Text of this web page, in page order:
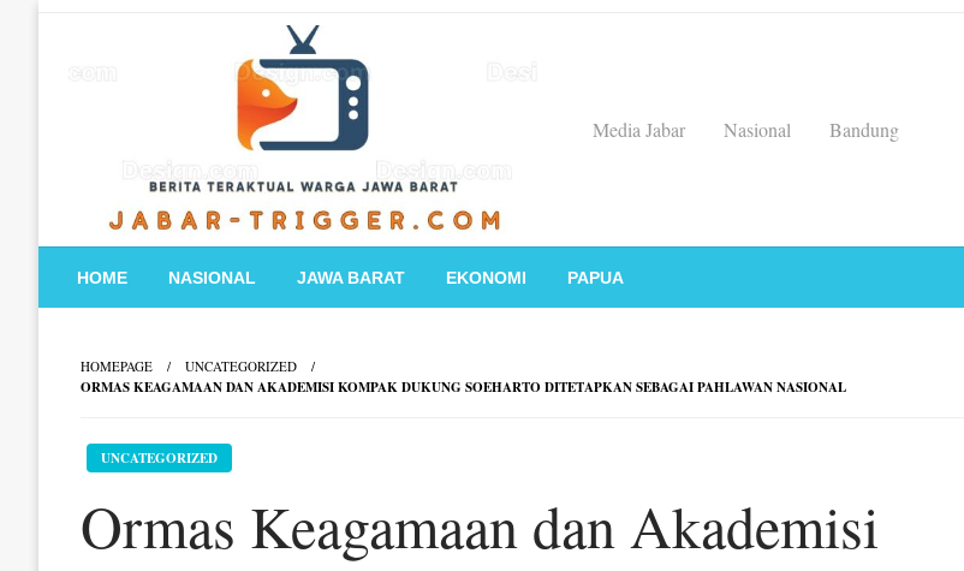
Media Jabar
Nasional Bandung
HOME NASIONAL JAWA BARAT EKONOMI PAPUA
HOMEPAGE UNCATEGORIZED
ORMAS KEAGAMAAN DAN AKADEMISI KOMPAK DUKUNG SOEHARTO DITETAPKAN SEBAGAI PAHLAWAN NASIONAL
UNCATEGORIZED
Ormas Keagamaan dan Akademisi